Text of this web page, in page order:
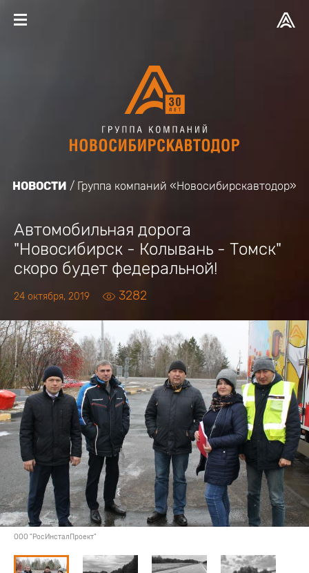
НОВОСТИ Группа компаний «Новосибирскавтодор»
Автомобильная дорога
"Новосибирск - Колывань - Томск"
скоро будет федеральной!
24 октября, 2019 3282
ООО "РосИнсталПроект"